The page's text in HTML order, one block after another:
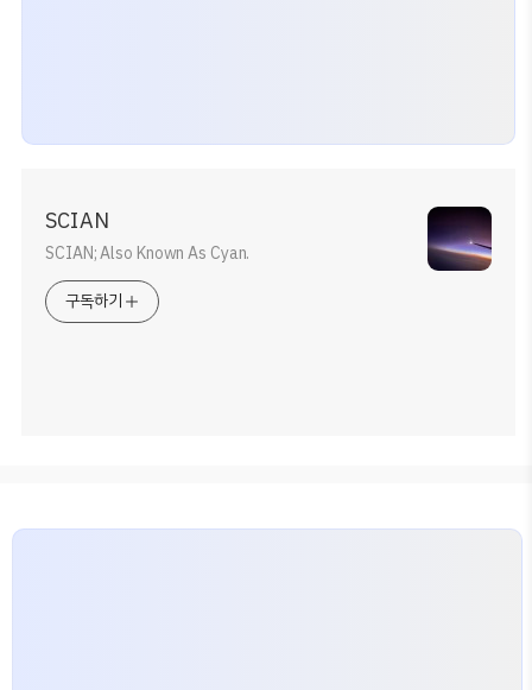
SCIAN
SCIAN; Also Known As Cyan.
구독하기